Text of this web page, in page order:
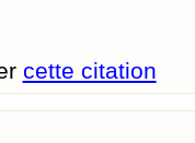
cette citation